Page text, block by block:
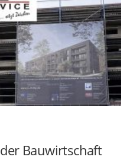
Bauwirtschaft